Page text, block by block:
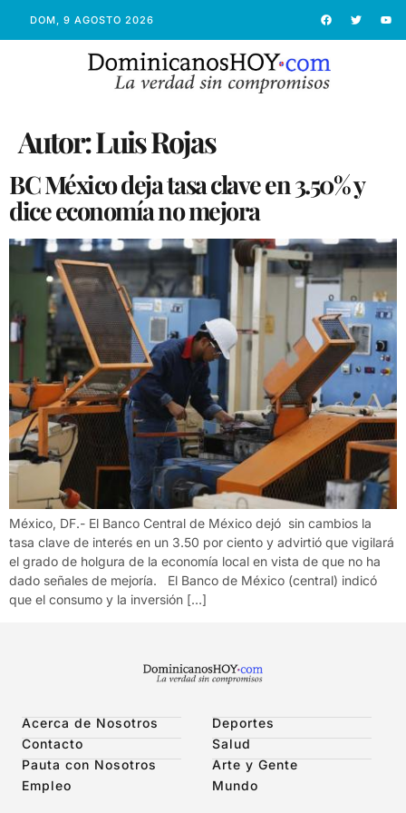
DOM, 9 AGOSTO 2026
Autor:Luis Rojas
BC México deja tasa clave en 3.50% y
dice economía no mejora
México, DF.- El Banco Central de México dejó sin cambios la
tasa clave de interés en un 3.50 por ciento y advirtió que vigilará
el grado de holgura de la economía local en vista de que no ha
dado señales de mejoría. El Banco de México (central) indicó
que el consumo y la inversión […]
Acerca de Nosotros
Contacto
Pauta con Nosotros
Empleo
Deportes
Salud
Arte y Gente
Mundo